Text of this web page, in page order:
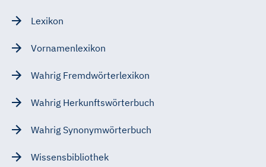
Lexikon
Vornamenlexikon
Wahrig Fremdwörterlexikon
Wahrig Herkunftswörterbuch
Wahrig Synonymwörterbuch
Wissensbibliothek